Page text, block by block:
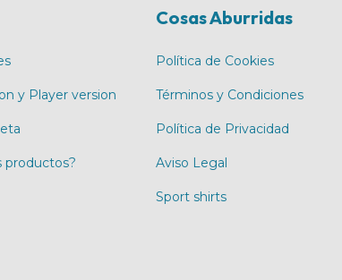
y Player version
productos?
Cosas Aburridas
Política de Cookies
Términos y Condiciones
Política de Privacidad
Aviso Legal
Sport shirts